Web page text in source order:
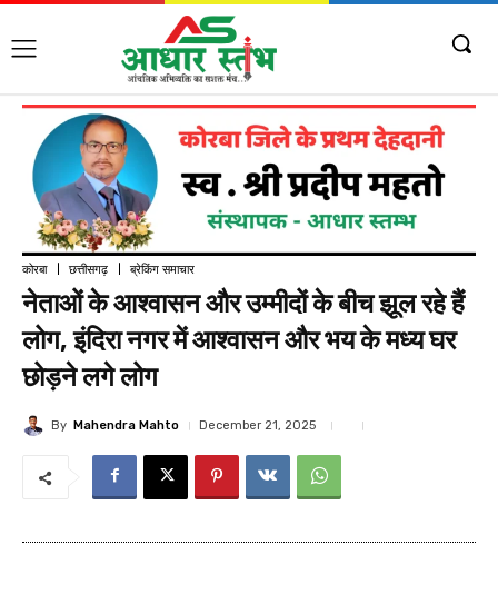
कोरबा छत्तीसगढ़ ब्रेकिंग समाचार
नेताओं के आश्वासन और उम्मीदों के बीच झूल रहे हैं
लोग, इंदिरा नगर में आश्वासन और भय के मध्य घर
छोड़ने लगे लोग
By Mahendra Mahto December 21, 2025